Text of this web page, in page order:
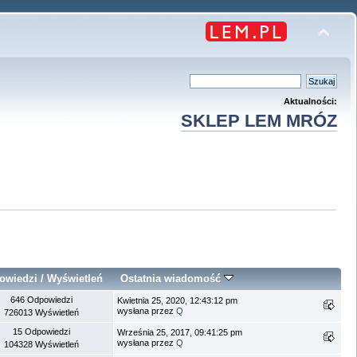
Aktualności:
SKLEP LEM MRÓZ
/ Wyświetleń Ostatnia wiadomość
646 Odpowiedzi
726013 Wyświetleń
Kwietnia 25, 2020, 12:43:12 pm
wysłana przez Q
15 Odpowiedzi
104328 Wyświetleń
Września 25, 2017, 09:41:25 pm
wysłana przez Q